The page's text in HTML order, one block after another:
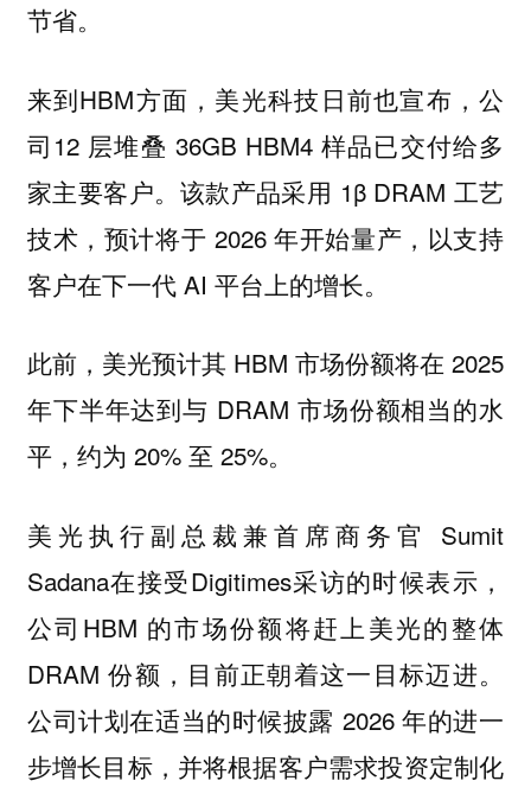
节省。
来到HBM方面，美光科技日前也宣布，公
司12 层堆叠 36GB HBM4 样品已交付给多
家主要客户。该款产品采用 1β DRAM 工艺
技术，预计将于 2026 年开始量产，以支持
客户在下一代 AI 平台上的增长。
此前，美光预计其 HBM 市场份额将在 2025
年下半年达到与 DRAM 市场份额相当的水
平，约为 20% 至 25%。
美光执行副总裁兼首席商务官 Sumit
Sadana在接受Digitimes采访的时候表示，
公司HBM 的市场份额将赶上美光的整体
DRAM 份额，目前正朝着这一目标迈进。
公司计划在适当的时候披露 2026 年的进一
步增长目标，并将根据客户需求投资定制化